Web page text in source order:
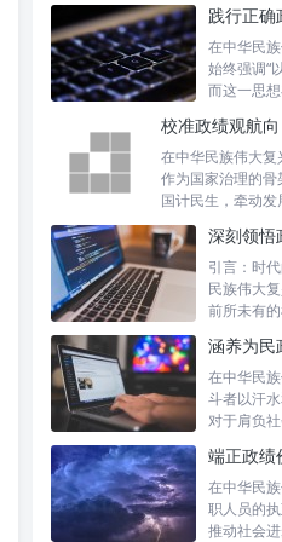
在中华民
始终强调“
而这一思
在中华民族伟大
作为国家治理的
国计民生，牵动
引言：时
民族伟大
前所未有
在中华民
斗者以汗
对于肩负
在中华民
职人员的
推动社会